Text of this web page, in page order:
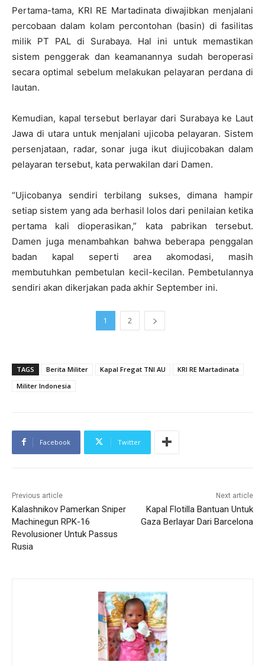
Pertama-tama, KRI RE Martadinata diwajibkan menjalani
percobaan dalam kolam percontohan (basin) di fasilitas
milik PT PAL di Surabaya. Hal ini untuk memastikan
sistem penggerak dan keamanannya sudah beroperasi
secara optimal sebelum melakukan pelayaran perdana di
lautan.
Kemudian, kapal tersebut berlayar dari Surabaya ke Laut
Jawa di utara untuk menjalani ujicoba pelayaran. Sistem
persenjataan, radar, sonar juga ikut diujicobakan dalam
pelayaran tersebut, kata perwakilan dari Damen.
“Ujicobanya sendiri terbilang sukses, dimana hampir
setiap sistem yang ada berhasil lolos dari penilaian ketika
pertama kali dioperasikan,” kata pabrikan tersebut.
Damen juga menambahkan bahwa beberapa penggalan
badan kapal seperti area akomodasi, masih
membutuhkan pembetulan kecil-kecilan. Pembetulannya
sendiri akan dikerjakan pada akhir September ini.
1 2
TAGS Berita Militer Kapal Fregat TNI AU
KRI RE Martadinata
Militer Indonesia
Facebook Twitter
Previous article
Kalashnikov Pamerkan Sniper
Machinegun RPK-16
Revolusioner Untuk Passus
Rusia
Next article
Kapal Flotilla Bantuan Untuk
Gaza Berlayar Dari Barcelona